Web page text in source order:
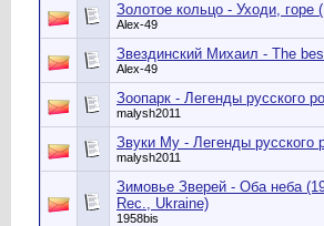
Золотое кольцо - Уходи, горе
Alex-49
Звездинский Михаил - The
Alex-49
Зоопарк - Легенды русского
malysh2011
Звуки Му - Легенды русского
malysh2011
Зимовье Зверей - Оба неба
Rec., Ukraine)
1958bis